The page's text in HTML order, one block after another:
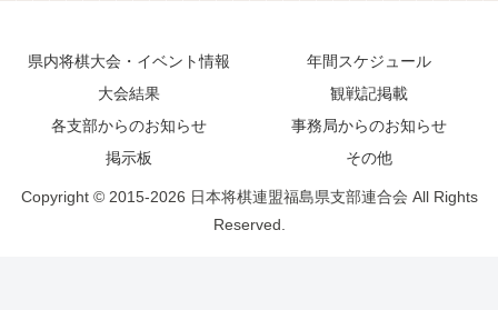
県内将棋大会・イベント情報
年間スケジュール
大会結果
観戦記掲載
各支部からのお知らせ
事務局からのお知らせ
掲示板
その他
Copyright © 2015-2026 日本将棋連盟福島県支部連合会 All Rights
Reserved.